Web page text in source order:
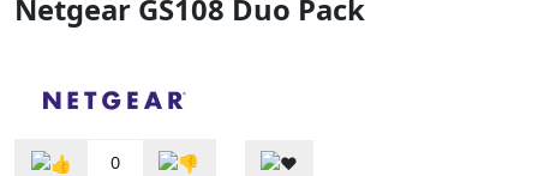
Netgear GS108 Duo Pack
0